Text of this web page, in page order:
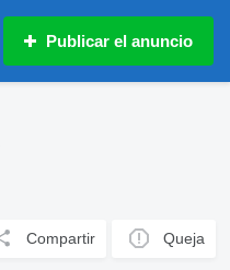
Publicar el anuncio
Compartir Queja